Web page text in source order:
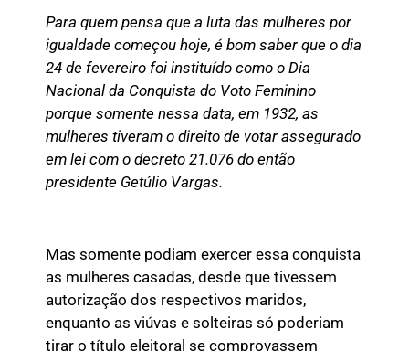
Para quem pensa que a luta das mulheres por
igualdade começou hoje, é bom saber que o dia
24 de fevereiro foi instituído como o Dia
Nacional da Conquista do Voto Feminino
porque somente nessa data, em 1932, as
mulheres tiveram o direito de votar assegurado
em lei com o decreto 21.076 do então
presidente Getúlio Vargas.
Mas somente podiam exercer essa conquista
as mulheres casadas, desde que tivessem
autorização dos respectivos maridos,
enquanto as viúvas e solteiras só poderiam
tirar o título eleitoral se comprovassem